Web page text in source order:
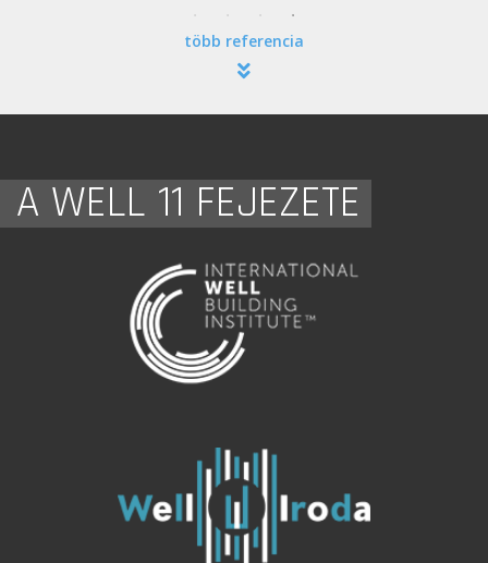
több referencia
A WELL 11 FEJEZETE